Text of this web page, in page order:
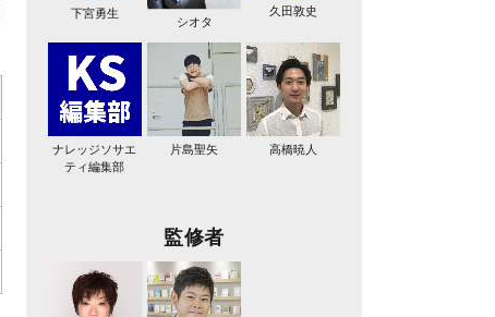
下宮勇生
シオタ
久田敦史
ナレッジソサエ
ティ編集部
片島聖矢 高橋暁人
監修者